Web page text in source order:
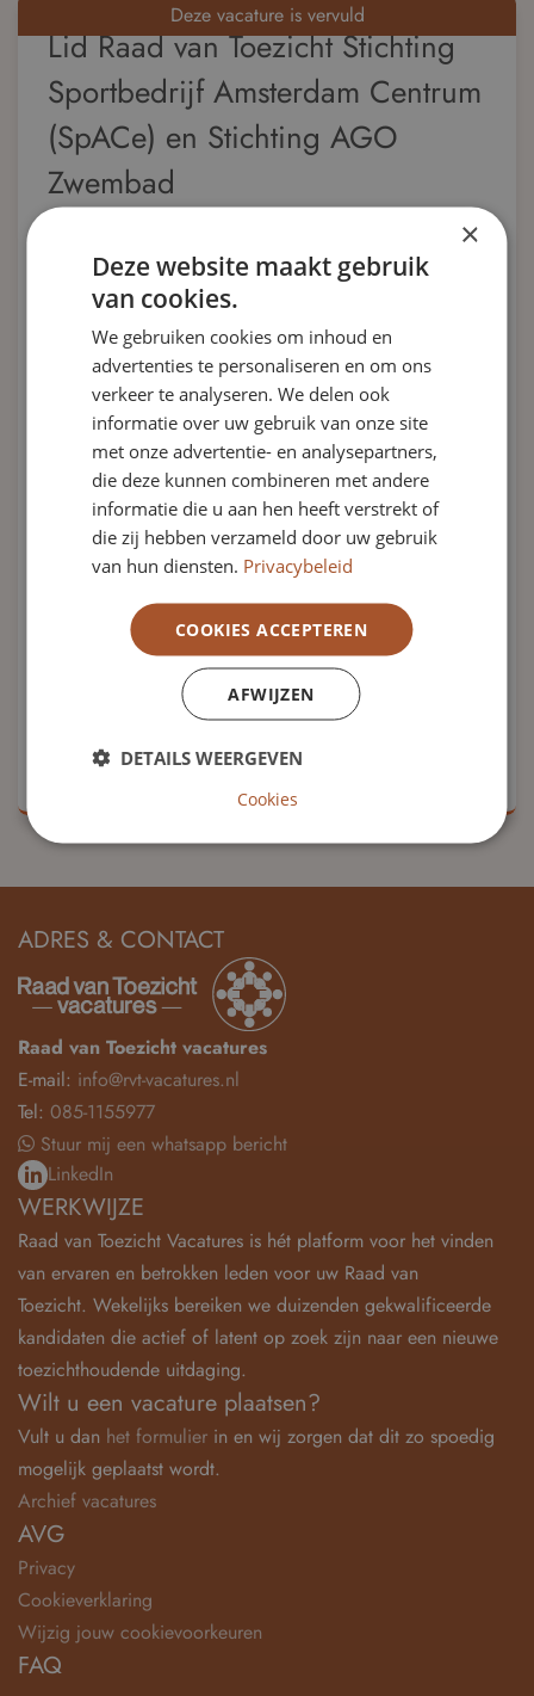
Deze vacature is vervuld
Lid Raad van Toezicht Stichting
Sportbedrijf Amsterdam Centrum
(SpACe) en Stichting AGO
Zwembad
Stichting Sportbedrijf Amsterdam Centrum en Stichting
AGO Zwembad zoeken een maatschappelijk
betrokken lid voor de Raad van Toezicht met een
Amsterdam of de regio. Een mooie toezichthoudende
Sluitingsdatum:12-06-2026
Organisatie:
Stichting Sportbedrijf Amsterdam
Centrum (SpACe) en Stichting AGO
Zwembad
Locatie
Noord-Holland
Sector(en)
Sport & Recreatie, RvT
Financieel-bestuurlijk, maatschappelijk
€2200,- per jaar
Bekijk vacature
ADRES & CONTACT
Raad van Toezicht vacatures
E-mail: info@rvt-vacatures.nl
Tel: 085-1155977
Stuur mij een whatsapp bericht
LinkedIn
WERKWIJZE
Raad van Toezicht Vacatures is hét platform voor het vinden
van ervaren en betrokken leden voor uw Raad van
Toezicht. Wekelijks bereiken we duizenden gekwalificeerde
kandidaten die actief of latent op zoek zijn naar een nieuwe
toezichthoudende uitdaging.
Wilt u een vacature plaatsen?
Vult u dan het formulier in en wij zorgen dat dit zo spoedig
mogelijk geplaatst wordt.
Archief vacatures
AVG
Privacy
Cookieverklaring
Wijzig jouw cookievoorkeuren
FAQ
×
Deze website maakt gebruik
van cookies.
We gebruiken cookies om inhoud en
advertenties te personaliseren en om ons
verkeer te analyseren. We delen ook
informatie over uw gebruik van onze site
met onze advertentie- en analysepartners,
die deze kunnen combineren met andere
informatie die u aan hen heeft verstrekt of
die zij hebben verzameld door uw gebruik
van hun diensten. Privacybeleid
COOKIES ACCEPTEREN
AFWIJZEN
DETAILS WEERGEVEN
Cookies